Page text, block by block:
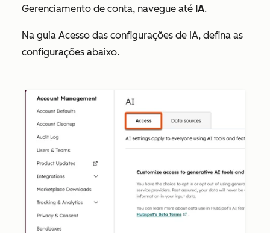
Gerenciamento de conta, navegue até IA.
Na guia Acesso das configurações de IA, defina as
configurações abaixo.